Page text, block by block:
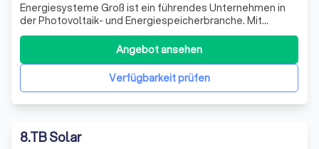
Energiesysteme Groß ist ein führendes Unternehmen in
der Photovoltaik- und Energiespeicherbranche. Mit
unserer Expertise planen, bauen und warten wir PV-
Anlagen von 1kWp bis in den Megawattbereich. Unser
Anspruch ist es, jede Anlage so zu bauen, als wäre sie für
uns selbst. Als innovatives und quali
Verfügbarkeit prüfen
Angebot ansehen
8.TB Solar